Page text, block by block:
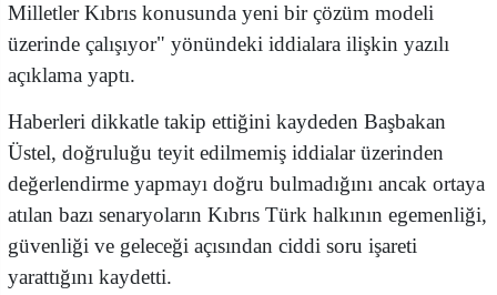
Milletler Kıbrıs konusunda yeni bir çözüm modeli
üzerinde çalışıyor" yönündeki iddialara ilişkin yazılı
açıklama yaptı.
Haberleri dikkatle takip ettiğini kaydeden Başbakan
Üstel, doğruluğu teyit edilmemiş iddialar üzerinden
değerlendirme yapmayı doğru bulmadığını ancak ortaya
atılan bazı senaryoların Kıbrıs Türk halkının egemenliği,
güvenliği ve geleceği açısından ciddi soru işareti
yarattığını kaydetti.